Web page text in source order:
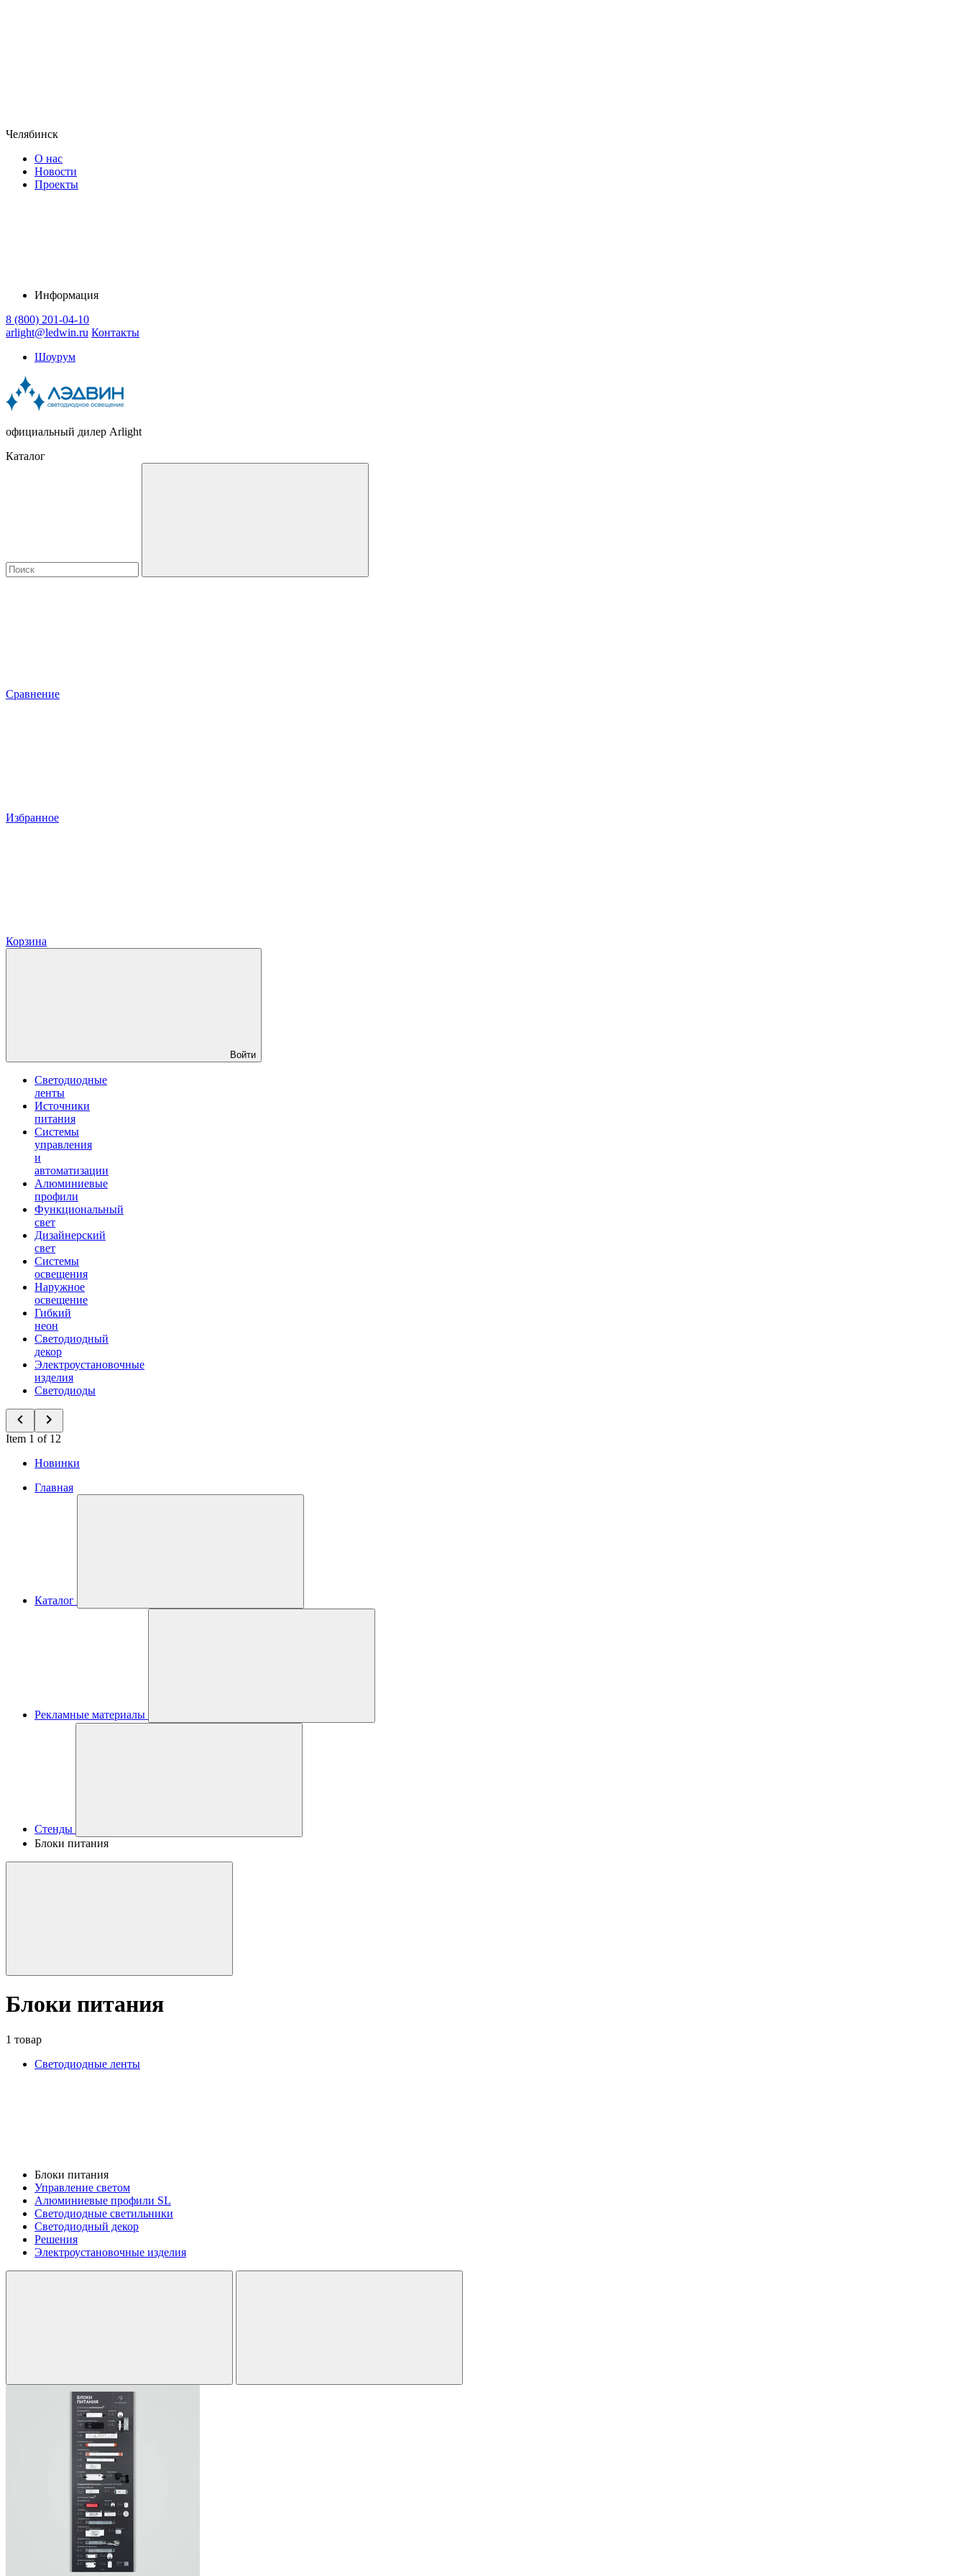
Челябинск
О нас
Новости
Проекты
Информация
8 (800) 201-04-10
arlight@ledwin.ru Контакты
Шоурум
официальный дилер Arlight
Каталог
Сравнение
Избранное
Корзина
Войти
Светодиодные
ленты
Источники
питания
Системы
управления
и
автоматизации
Алюминиевые
профили
Функциональный
свет
Дизайнерский
свет
Системы
освещения
Наружное
освещение
Гибкий
неон
Светодиодный
декор
Электроустановочные
изделия
Светодиоды
Item 1 of 12
Новинки
Главная
Каталог
Рекламные материалы
Стенды
Блоки питания
Блоки питания
1 товар
Светодиодные ленты
Блоки питания
Управление светом
Алюминиевые профили SL
Светодиодные светильники
Светодиодный декор
Решения
Электроустановочные изделия